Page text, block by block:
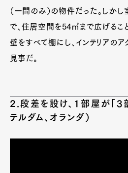
（一間のみ）の物件だった。しかし
で、住居空間を54㎡まで広げるこ
壁をすべて棚にし、インテリアのア
見事だ。
2.段差を設け、1部屋が「3
テルダム、オランダ）